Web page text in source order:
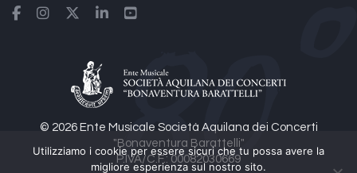
© 2026 Ente Musicale Società Aquilana dei Concerti
"Bonaventura Barattelli"
P.IVA/C.F.: 00082030669
Utilizziamo i cookie per essere sicuri che tu possa avere la
migliore esperienza sul nostro sito.